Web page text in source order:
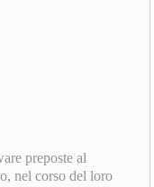
preposte al
nel corso del loro